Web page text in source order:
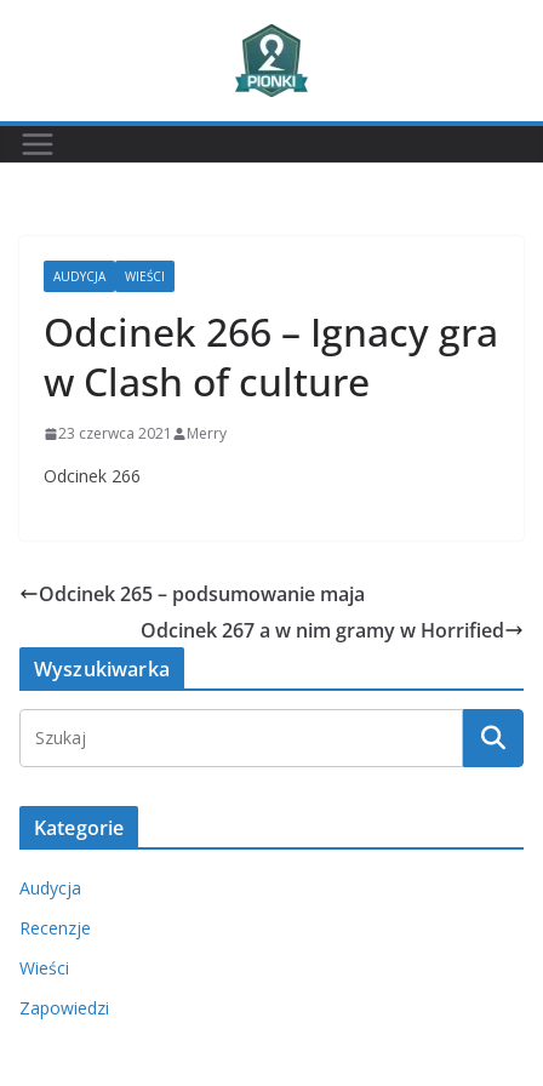
AUDYCJA WIEŚCI
Odcinek 266 – Ignacy gra
w Clash of culture
23 czerwca 2021 Merry
Odcinek 266
Odcinek 265 – podsumowanie maja
Odcinek 267 a w nim gramy w Horrified
Wyszukiwarka
Kategorie
Audycja
Recenzje
Wieści
Zapowiedzi